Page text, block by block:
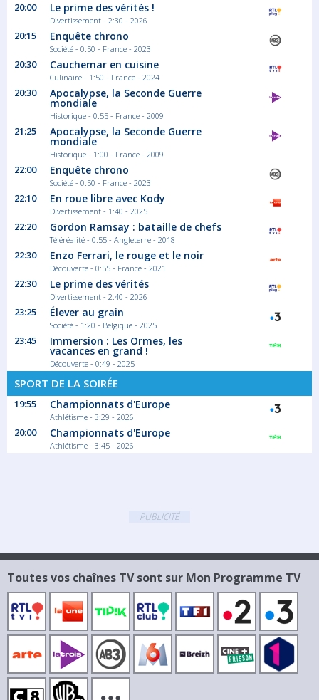
20:00 Le prime des vérités !
Divertissement - 2:30 - 2026
20:15 Enquête chrono
Société - 0:50 - France - 2023
20:30 Cauchemar en cuisine
Culinaire - 1:50 - France - 2024
20:30 Apocalypse, la Seconde Guerre
mondiale
Historique - 0:55 - France - 2009
21:25 Apocalypse, la Seconde Guerre
mondiale
Historique - 1:00 - France - 2009
22:00 Enquête chrono
Société - 0:50 - France - 2023
22:10 En roue libre avec Kody
Divertissement - 1:40 - 2025
22:20 Gordon Ramsay : bataille de chefs
Téléréalité - 0:55 - Angleterre - 2018
22:30 Enzo Ferrari, le rouge et le noir
Découverte - 0:55 - France - 2021
22:30 Le prime des vérités
Divertissement - 2:40 - 2026
23:25 Élever au grain
Société - 1:20 - Belgique - 2025
23:45 Immersion : Les Ormes, les
vacances en grand !
Découverte - 0:49 - 2025
SPORT DE LA SOIRÉE
19:55 Championnats d'Europe
Athlétisme - 3:29 - 2026
20:00 Championnats d'Europe
Athlétisme - 3:45 - 2026
PUBLICITÉ
Toutes vos chaînes TV sont sur Mon Programme TV